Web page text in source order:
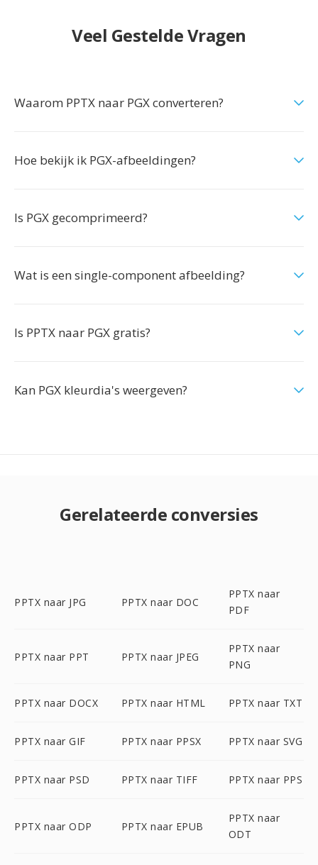
Veel Gestelde Vragen
Waarom PPTX naar PGX converteren?
Hoe bekijk ik PGX-afbeeldingen?
Is PGX gecomprimeerd?
Wat is een single-component afbeelding?
Is PPTX naar PGX gratis?
Kan PGX kleurdia's weergeven?
Gerelateerde conversies
PPTX naar JPG PPTX naar DOC
PPTX naar
PDF
PPTX naar PPT PPTX naar JPEG
PPTX naar
PNG
PPTX naar DOCX PPTX naar HTML PPTX naar TXT
PPTX naar GIF PPTX naar PPSX PPTX naar SVG
PPTX naar PSD PPTX naar TIFF PPTX naar PPS
PPTX naar ODP PPTX naar EPUB
PPTX naar
ODT